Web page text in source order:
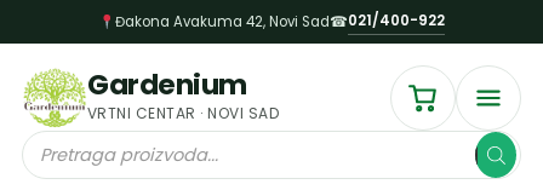
на
садржај
Đakona Avakuma 42, Novi Sad☎021/400-922
Gardenium
VRTNI CENTAR · NOVI SAD
Products
search